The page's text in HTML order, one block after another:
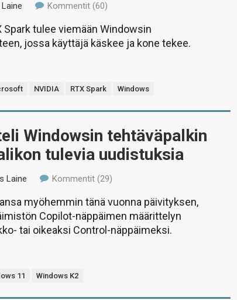
Kommentit (60)
Spark tulee viemään Windowsin
jossa käyttäjä käskee ja kone tekee.
NVIDIA RTX Spark Windows
Windowsin tehtäväpalkin
tulevia uudistuksia
Laine Kommentit (29)
myöhemmin tänä vuonna päivityksen,
Copilot-näppäimen määrittelyn
tai oikeaksi Control-näppäimeksi.
11 Windows K2